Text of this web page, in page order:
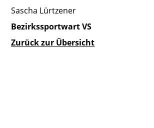
Sascha Lürtzener
Bezirkssportwart VS
Zurück zur Übersicht